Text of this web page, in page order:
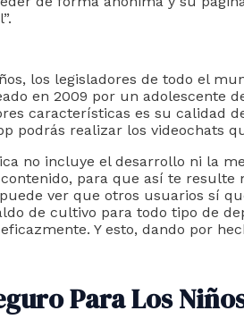
los legisladores de todo el
en 2009 por un adolescente
características es su calidad
podrás realizar los videochats
no incluye el desarrollo ni la
para que así te
ver que otros usuarios sí
de cultivo para todo tipo de
Y esto, dando por
Para Los